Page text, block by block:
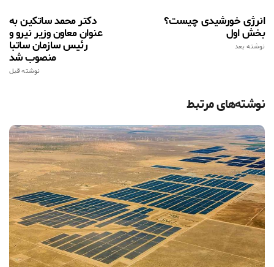
دکتر محمد ساتکین به
عنوان معاون وزیر نیرو و
رئیس سازمان ساتبا
منصوب شد
نوشته قبل
انرژی خورشیدی چیست؟
بخش اول
نوشته بعد
نوشته‌های مرتبط